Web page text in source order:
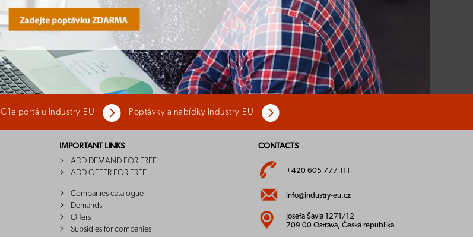
Cíle portálu Industry-EU Poptávky a nabídky Industry-EU
IMPORTANT LINKS
ADD DEMAND FOR FREE
ADD OFFER FOR FREE
Companies catalogue
Demands
Offers
Subsidies for companies
CONTACTS
+420 605 777 111
info@industry-eu.cz
Josefa Šavla 1271/12
709 00 Ostrava, Česká republika